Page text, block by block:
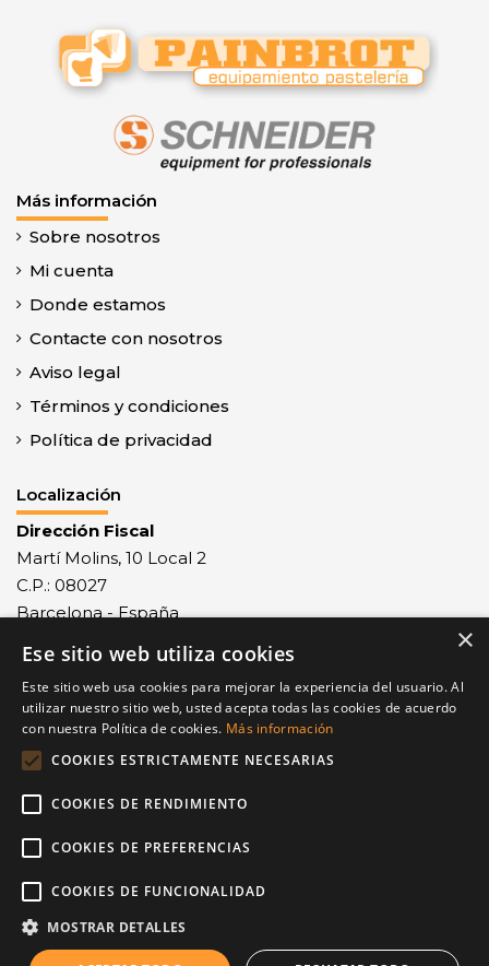
Más información
Sobre nosotros
Mi cuenta
Donde estamos
Contacte con nosotros
Aviso legal
Términos y condiciones
Política de privacidad
Localización
Dirección Fiscal
Martí Molins, 10 Local 2
C.P.: 08027
Barcelona - España
Recepción mercancías
Monlau, 29 - C.P.: 08027
Barcelona - España
Contacto
Fax: +34 932 68 77 24
equip@painbrot.com
Nuestro Blog
×
Ese sitio web utiliza cookies
Este sitio web usa cookies para mejorar la experiencia del usuario. Al
utilizar nuestro sitio web, usted acepta todas las cookies de acuerdo
con nuestra Política de cookies. Más información
COOKIES ESTRICTAMENTE NECESARIAS
COOKIES DE RENDIMIENTO
COOKIES DE PREFERENCIAS
COOKIES DE FUNCIONALIDAD
MOSTRAR DETALLES